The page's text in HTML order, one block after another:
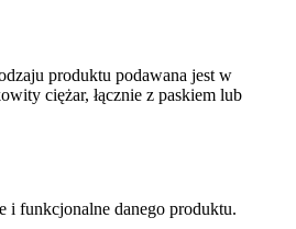
produktu podawana jest w
ciężar, łącznie z paskiem lub
i funkcjonalne danego produktu.